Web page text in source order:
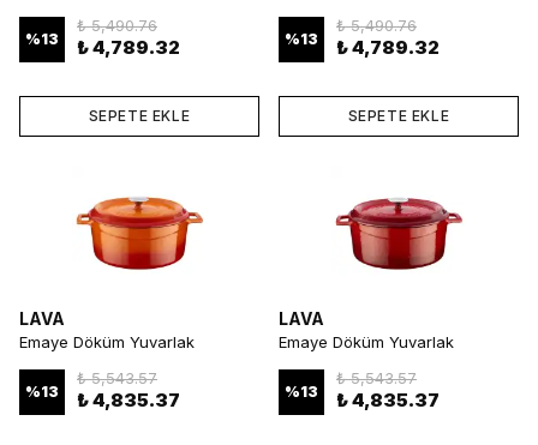
%13
₺ 5,490.76
₺ 4,789.32
SEPETE EKLE
%13
₺ 5,490.76
₺ 4,789.32
SEPETE EKLE
LAVA
Emaye Döküm Yuvarlak
%13
₺ 5,543.57
₺ 4,835.37
LAVA
Emaye Döküm Yuvarlak
%13
₺ 5,543.57
₺ 4,835.37